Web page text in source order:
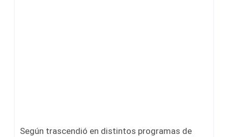
Según trascendió en distintos programas de